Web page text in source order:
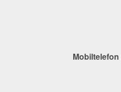
Mobiltelefon